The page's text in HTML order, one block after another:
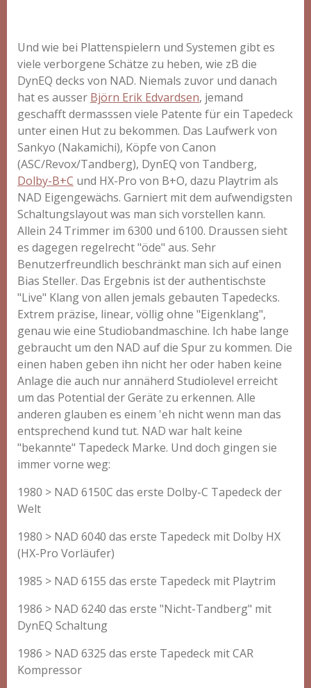
Und wie bei Plattenspielern und Systemen gibt es
viele verborgene Schätze zu heben, wie zB die
DynEQ decks von NAD. Niemals zuvor und danach
hat es ausser Björn Erik Edvardsen, jemand
geschafft dermasssen viele Patente für ein Tapedeck
unter einen Hut zu bekommen. Das Laufwerk von
Sankyo (Nakamichi), Köpfe von Canon
(ASC/Revox/Tandberg), DynEQ von Tandberg,
Dolby-B+C und HX-Pro von B+O, dazu Playtrim als
NAD Eigengewächs. Garniert mit dem aufwendigsten
Schaltungslayout was man sich vorstellen kann.
Allein 24 Trimmer im 6300 und 6100. Draussen sieht
es dagegen regelrecht "öde" aus. Sehr
Benutzerfreundlich beschränkt man sich auf einen
Bias Steller. Das Ergebnis ist der authentischste
"Live" Klang von allen jemals gebauten Tapedecks.
Extrem präzise, linear, völlig ohne "Eigenklang",
genau wie eine Studiobandmaschine. Ich habe lange
gebraucht um den NAD auf die Spur zu kommen. Die
einen haben geben ihn nicht her oder haben keine
Anlage die auch nur annäherd Studiolevel erreicht
um das Potential der Geräte zu erkennen. Alle
anderen glauben es einem 'eh nicht wenn man das
entsprechend kund tut. NAD war halt keine
"bekannte" Tapedeck Marke. Und doch gingen sie
immer vorne weg:
1980 > NAD 6150C das erste Dolby-C Tapedeck der
Welt
1980 > NAD 6040 das erste Tapedeck mit Dolby HX
(HX-Pro Vorläufer)
1985 > NAD 6155 das erste Tapedeck mit Playtrim
1986 > NAD 6240 das erste "Nicht-Tandberg" mit
DynEQ Schaltung
1986 > NAD 6325 das erste Tapedeck mit CAR
Kompressor